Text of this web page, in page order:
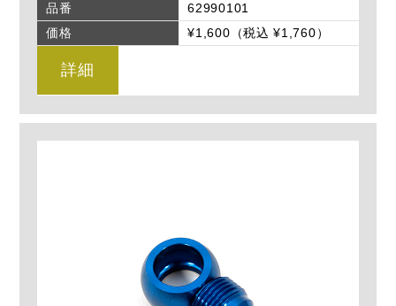
品番
62990101
価格
¥1,600（税込 ¥1,760）
詳細